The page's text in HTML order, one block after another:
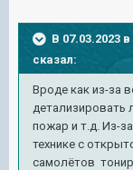
В 07.03.2023
сказал:
Вроде как из-за
детализировать
пожар и т.д. Из-
технике с
самолётов